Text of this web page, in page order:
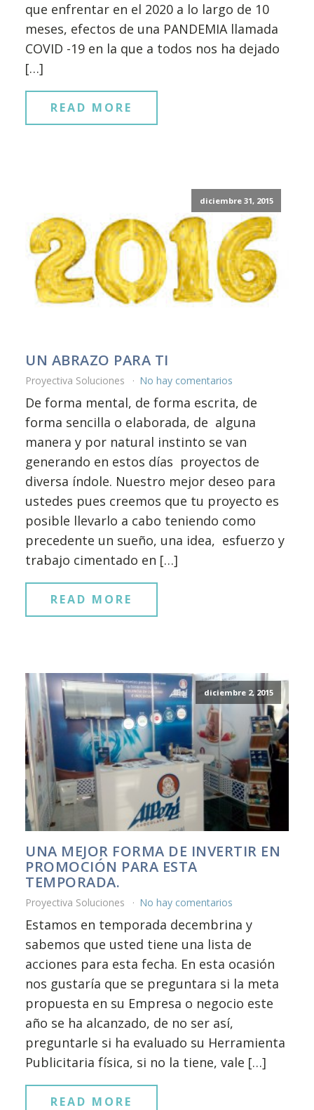
que enfrentar en el 2020 a lo largo de 10
meses, efectos de una PANDEMIA llamada
COVID -19 en la que a todos nos ha dejado
[…]
READ MORE
diciembre 31, 2015
UN ABRAZO PARA TI
Proyectiva Soluciones No hay comentarios
De forma mental, de forma escrita, de
forma sencilla o elaborada, de alguna
manera y por natural instinto se van
generando en estos días proyectos de
diversa índole. Nuestro mejor deseo para
ustedes pues creemos que tu proyecto es
posible llevarlo a cabo teniendo como
precedente un sueño, una idea, esfuerzo y
trabajo cimentado en […]
READ MORE
diciembre 2, 2015
UNA MEJOR FORMA DE INVERTIR EN
PROMOCIÓN PARA ESTA
TEMPORADA.
Proyectiva Soluciones No hay comentarios
Estamos en temporada decembrina y
sabemos que usted tiene una lista de
acciones para esta fecha. En esta ocasión
nos gustaría que se preguntara si la meta
propuesta en su Empresa o negocio este
año se ha alcanzado, de no ser así,
preguntarle si ha evaluado su Herramienta
Publicitaria física, si no la tiene, vale […]
READ MORE